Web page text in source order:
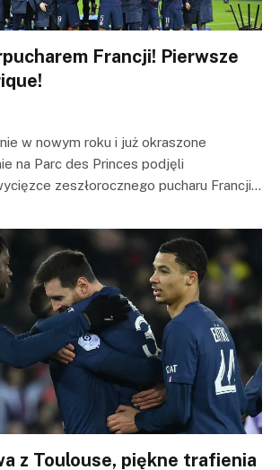
Francji! Pierwsze
w nowym roku i już okraszone
na Parc des Princes podjęli
zeszłorocznego pucharu Francji…
z Toulouse, piękne trafienia